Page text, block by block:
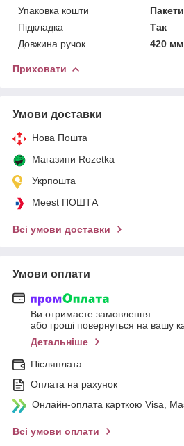
Упаковка кошти
Підкладка
Так
Довжина ручок
420 мм
Приховати
Умови доставки
Нова Пошта
Магазини Rozetka
Укрпошта
Meest ПОШТА
Всі умови доставки
Умови оплати
Ви отримаєте замовлення
або гроші повернуться на вашу
Детальніше
Післяплата
Оплата на рахунок
Онлайн-оплата карткою Visa,
Всі умови оплати